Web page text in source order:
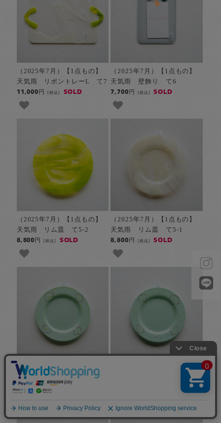
（2025年7月）【1点もの】
天気雨 リボントレーL て7
11,000円[税込] SOLD
（2025年7月）【1点もの】
天気雨 壁飾り て6
7,700円 [税込] SOLD
（2025年7月）【1点もの】
天気雨 リム皿 て5-2
8,800円[税込] SOLD
（2025年7月）【1点もの】
天気雨 リム皿 て5-1
8,800円 [税込] SOLD
（2025年7月）【1点もの】
天気雨 絵付けリム皿 て4-
2
（2025年7月）【1点もの】
天気雨 絵付けリム皿 て4-